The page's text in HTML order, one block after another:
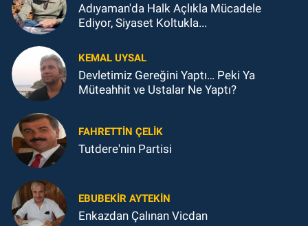
Adıyaman'da Halk Açlıkla Mücadele
Ediyor, Siyaset Koltukla...
KEMAL UYSAL
Devletimiz Gereğini Yaptı… Peki Ya
Müteahhit ve Ustalar Ne Yaptı?
FAHRETTIN ÇELİK
Tutdere'nin Partisi
EBUBEKIR AYTEKIN
Enkazdan Çalınan Vicdan